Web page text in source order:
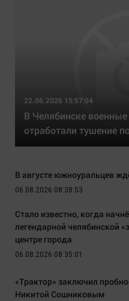
22.06.2026 15:57:04
В Челябинске
отработали тушение
В августе южноуральцев
06.08.2026 08:38:53
Стало известно, когда
легендарной челябинской
центре города
06.08.2026 08:35:01
«Трактор» заключил
Никитой Сошниковым